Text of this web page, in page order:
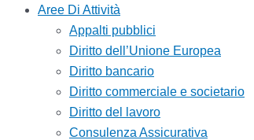
Aree Di Attività
Appalti pubblici
Diritto dell’Unione Europea
Diritto bancario
Diritto commerciale e societario
Diritto del lavoro
Consulenza Assicurativa